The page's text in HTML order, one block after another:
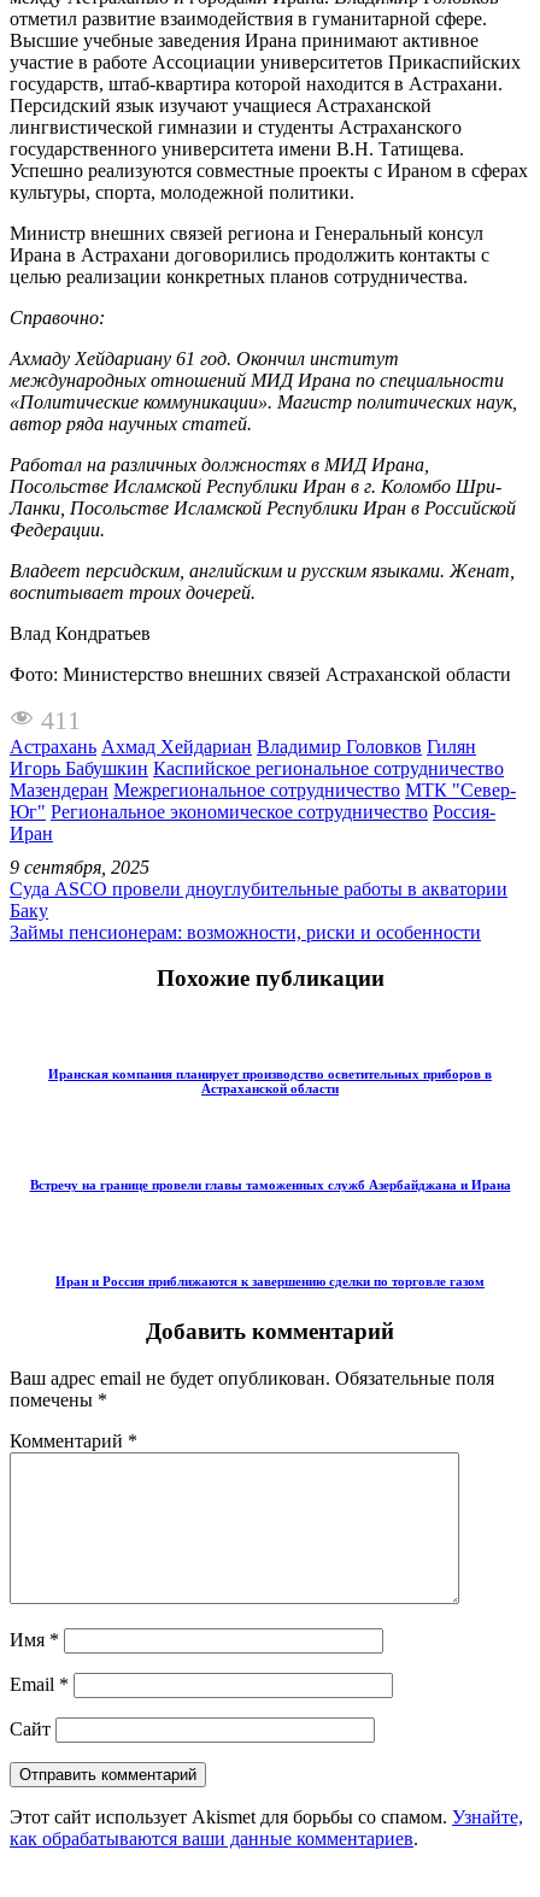
отметил развитие взаимодействия в гуманитарной сфере.
Высшие учебные заведения Ирана принимают активное
участие в работе Ассоциации университетов Прикаспийских
государств, штаб-квартира которой находится в Астрахани.
Персидский язык изучают учащиеся Астраханской
лингвистической гимназии и студенты Астраханского
государственного университета имени В.Н. Татищева.
Успешно реализуются совместные проекты с Ираном в сферах
культуры, спорта, молодежной политики.
Министр внешних связей региона и Генеральный консул
Ирана в Астрахани договорились продолжить контакты с
целью реализации конкретных планов сотрудничества.
Справочно:
Ахмаду Хейдариану 61 год. Окончил институт
международных отношений МИД Ирана по специальности
«Политические коммуникации». Магистр политических наук,
автор ряда научных статей.
Работал на различных должностях в МИД Ирана,
Посольстве Исламской Республики Иран в г. Коломбо Шри-
Ланки, Посольстве Исламской Республики Иран в Российской
Федерации.
Владеет персидским, английским и русским языками. Женат,
воспитывает троих дочерей.
Влад Кондратьев
Фото: Министерство внешних связей Астраханской области
411
Астрахань Ахмад Хейдариан Владимир Головков Гилян
Игорь Бабушкин Каспийское региональное сотрудничество
Мазендеран Межрегиональное сотрудничество МТК "Север-
Юг" Региональное экономическое сотрудничество Россия-
Иран
9 сентября, 2025
Суда ASCO провели дноуглубительные работы в акватории
Баку
Займы пенсионерам: возможности, риски и особенности
Похожие публикации
Иранская компания планирует производство осветительных приборов в
Астраханской области
Встречу на границе провели главы таможенных служб Азербайджана и Ирана
Иран и Россия приближаются к завершению сделки по торговле газом
Добавить комментарий
Ваш адрес email не будет опубликован. Обязательные поля
помечены *
Комментарий *
Имя *
Email *
Сайт
Этот сайт использует Akismet для борьбы со спамом. Узнайте,
как обрабатываются ваши данные комментариев.